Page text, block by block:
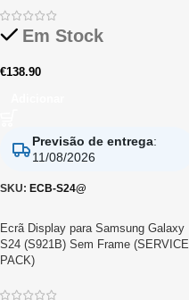
Em Stock
€138.90
Previsão de entrega:
11/08/2026
SKU: ECB-S24@
Ecrã Display para Samsung Galaxy
S24 (S921B) Sem Frame (SERVICE
PACK)